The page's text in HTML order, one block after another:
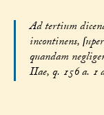
Ad tertium
incontinens,
quandam
IIae, q. 156 a. 1